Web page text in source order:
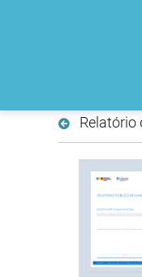
Relatório